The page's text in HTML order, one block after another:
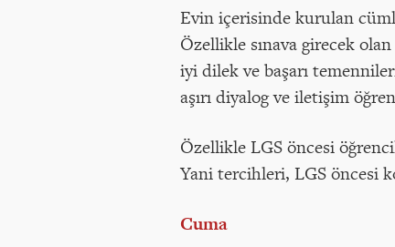
Evin içerisinde kurulan
Özellikle sınava girecek
iyi dilek ve başarı
aşırı diyalog ve iletişim
Özellikle LGS öncesi
Yani tercihleri, LGS öncesi
Cuma